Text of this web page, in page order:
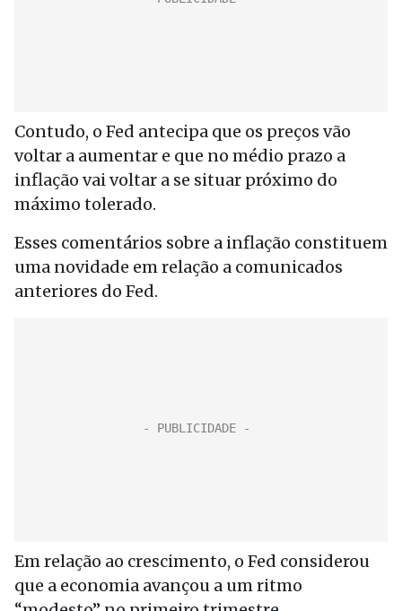
Contudo, o Fed antecipa que os preços vão
voltar a aumentar e que no médio prazo a
inflação vai voltar a se situar próximo do
máximo tolerado.
Esses comentários sobre a inflação constituem
uma novidade em relação a comunicados
anteriores do Fed.
Em relação ao crescimento, o Fed considerou
que a economia avançou a um ritmo